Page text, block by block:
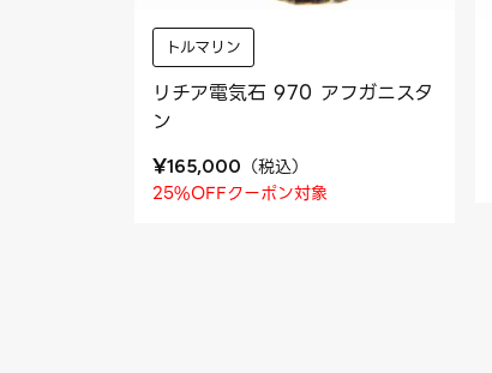
トルマリン
リチア電気石 970 アフガニスタ
ン
¥165,000 （税込）
25%OFFクーポン対象